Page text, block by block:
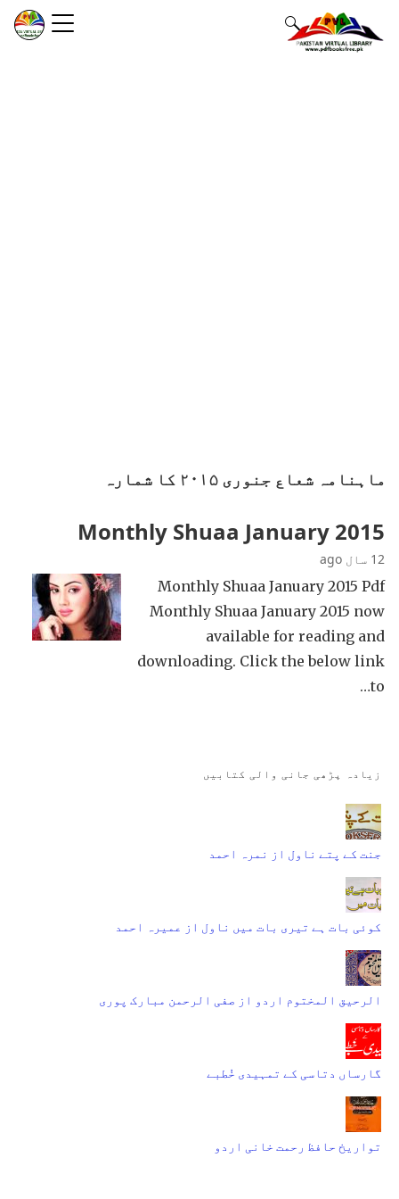
ماہنامہ شعاع جنوری ۲۰۱۵ کا شمارہ
Monthly Shuaa January 2015
12 سال ago
Monthly Shuaa January 2015 Pdf
Monthly Shuaa January 2015 now
available for reading and
downloading. Click the below link
to…
زیادہ پڑھی جانی والی کتابیں
جنت کے پتے ناول از نمرہ احمد
کوئی بات ہے تیری بات میں ناول از عمیرہ احمد
الرحیق المختوم اردو از صفی الرحمن مبارک پوری
گارساں دتاسی کے تمہیدی خُطبے
تواریخ حافظ رحمت خانی اردو